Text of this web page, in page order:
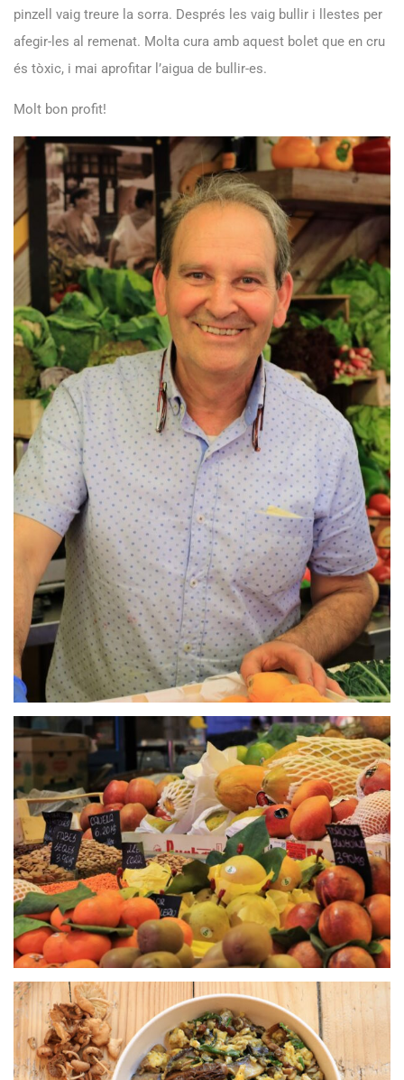
pinzell vaig treure la sorra. Després les vaig bullir i llestes per
afegir-les al remenat. Molta cura amb aquest bolet que en cru
és tòxic, i mai aprofitar l’aigua de bullir-es.
Molt bon profit!